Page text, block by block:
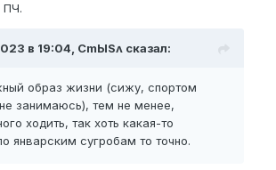
ПЧ.
в 19:04, CmЫSʌ сказал:
образ жизни (сижу, спортом
занимаюсь), тем не менее,
ходить, так хоть какая-то
январским сугробам то точно.